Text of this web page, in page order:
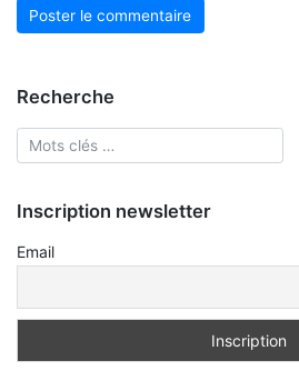
Recherche
Inscription newsletter
Email